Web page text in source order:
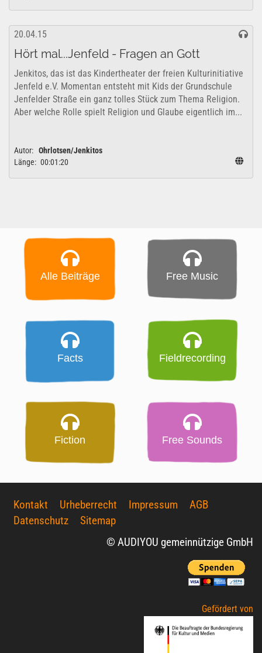
20.04.15
Hört mal...Jenfeld - Fragen an Gott
Jenkitos, das ist das Kindertheater der freien Kulturinitiative
Jenfeld e.V. Momentan entsteht mit Kids der Grundschule
Jenfelder Straße ein ganz tolles Stück zum Thema Religion.
Aber welche Rolle spielt Religion und Glaube eigentlich im...
Autor: Ohrlotsen/Jenkitos
Länge: 00:01:20
Alle Beiträge Free Music
Facts Fieldrecording
Fiction Free Sounds
Kontakt Urheberrecht Impressum
AGB
Datenschutz
Sitemap
© AUDIYOU gemeinnützige GmbH
Gefördert von